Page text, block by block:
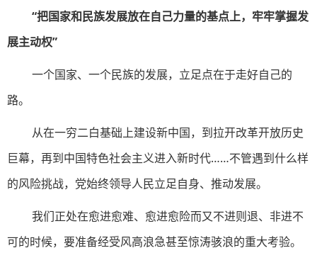
“把国家和民族发展放在自己力量的基点上，牢牢掌握发
展主动权”
一个国家、一个民族的发展，立足点在于走好自己的
路。
从在一穷二白基础上建设新中国，到拉开改革开放历史
巨幕，再到中国特色社会主义进入新时代……不管遇到什么样
的风险挑战，党始终领导人民立足自身、推动发展。
我们正处在愈进愈难、愈进愈险而又不进则退、非进不
可的时候，要准备经受风高浪急甚至惊涛骇浪的重大考验。